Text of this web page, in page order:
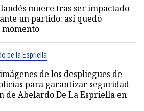
muere tras ser impactado
un partido: así quedó
de la Espriella
de los despliegues de
para garantizar seguridad
de Abelardo De La Espriella en